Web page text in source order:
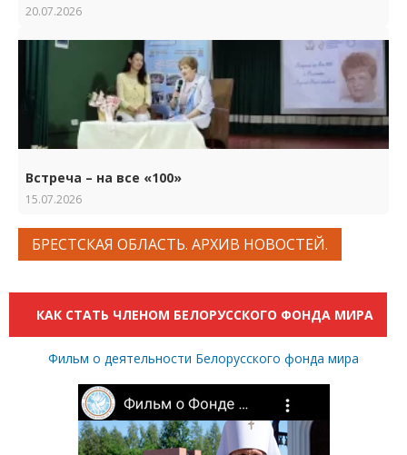
20.07.2026
Встреча – на все «100»
15.07.2026
БРЕСТСКАЯ ОБЛАСТЬ. АРХИВ НОВОСТЕЙ.
КАК СТАТЬ ЧЛЕНОМ БЕЛОРУССКОГО ФОНДА МИРА
Фильм о деятельности Белорусского фонда мира